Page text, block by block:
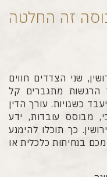
זה החלטה
שני הצדדים חווים
מתגברים קל
כשגויות. עורך הדין
מבוסס עובדות, ידע
כך תוכלו להימנע
בנחיתות כלכלית או